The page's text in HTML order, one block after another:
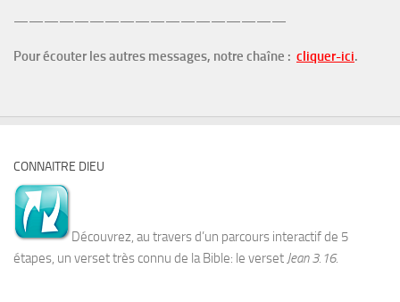
——————————————————
Pour écouter les autres messages, notre chaîne : cliquer-ici.
CONNAITRE DIEU
Découvrez, au travers d’un parcours interactif de 5
étapes, un verset très connu de la Bible: le verset Jean 3.16.